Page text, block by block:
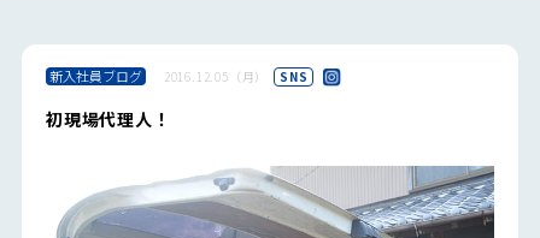
新入社員ブログ 2016.12.05（月） SNS
初現場代理人！